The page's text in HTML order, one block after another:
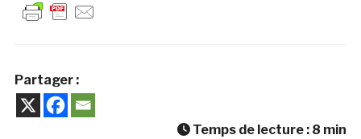
Partager :
Temps de lecture : 8 min